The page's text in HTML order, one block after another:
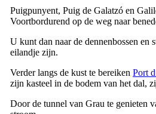
Puigpunyent, Puig de Galatzó en
Voortbordurend op de weg naar
U kunt dan naar de dennenbossen en
eilandje zijn.
Verder langs de kust te bereiken Port
zijn kasteel in de bodem van het dal,
Door de tunnel van Grau te genieten